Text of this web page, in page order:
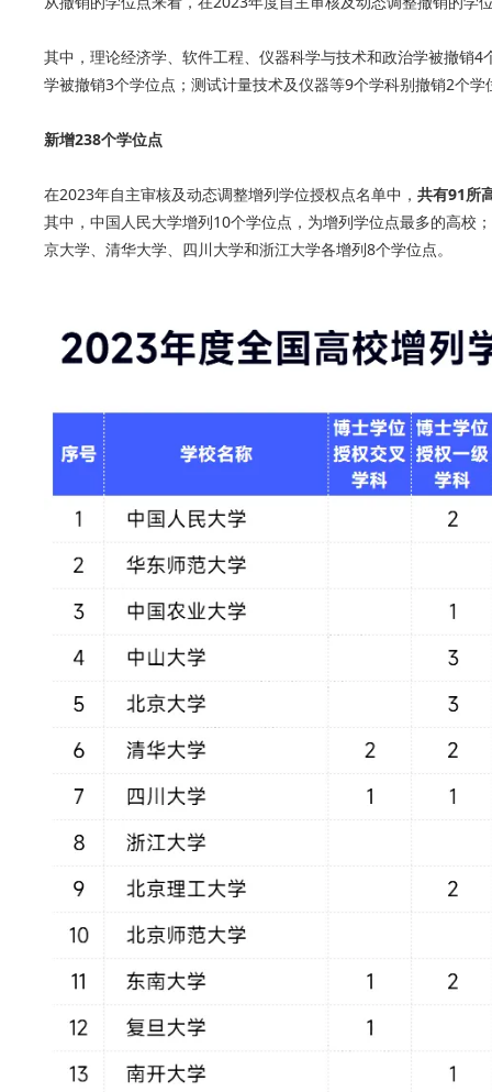
其中，理论经济学、软件工程、仪器科学与技术和政治学被撤销
学被撤销3个学位点；测试计量技术及仪器等9个学科别撤销2个
新增238个学位点
在2023年自主审核及动态调整增列学位授权点名单中， 共有91所
其中，中国人民大学增列10个学位点，为增列学位点最多的高校
京大学、清华大学、四川大学和浙江大学各增列8个学位点。